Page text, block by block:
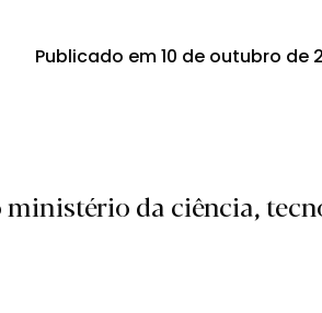
Publicado em 10 de outubro de
da ciência,